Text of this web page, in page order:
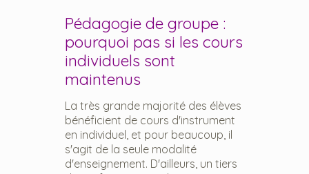
Pédagogie de groupe :
pourquoi pas si les cours
individuels sont
maintenus
La très grande majorité des élèves
bénéficient de cours d'instrument
en individuel, et pour beaucoup, il
s'agit de la seule modalité
d'enseignement. D'ailleurs, un tiers